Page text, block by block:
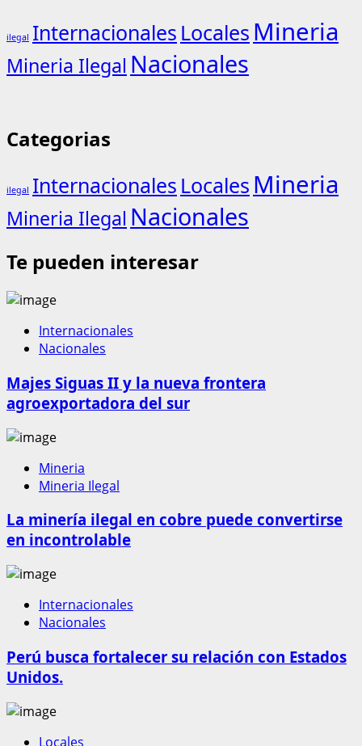
ilegal Internacionales Locales Mineria
Mineria Ilegal Nacionales
Categorias
ilegal Internacionales Locales Mineria
Mineria Ilegal Nacionales
Te pueden interesar
Internacionales
Nacionales
Majes Siguas II y la nueva frontera
agroexportadora del sur
Mineria
Mineria Ilegal
La minería ilegal en cobre puede convertirse
en incontrolable
Internacionales
Nacionales
Perú busca fortalecer su relación con Estados
Unidos.
Locales